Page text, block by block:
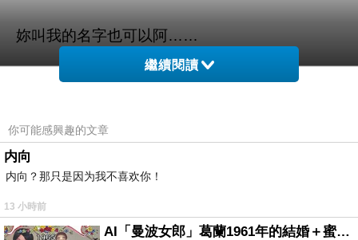
妳叫我的名字也可以阿……
時間還是沒有停止
繼續閱讀
你可能感興趣的文章
内向
内向？那只是因为我不喜欢你！
13 小時前
AI「曼波女郎」葛蘭1961年的結婚＋蜜月旅行 #戀上老電影 #葛蘭 #粟子